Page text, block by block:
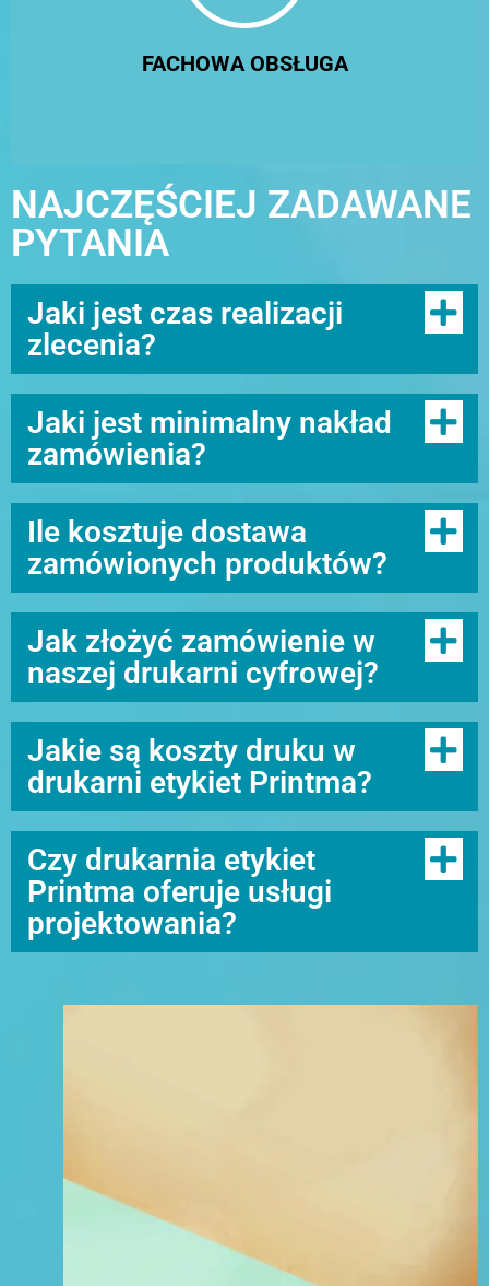
FACHOWA OBSŁUGA
NAJCZĘŚCIEJ ZADAWANE
PYTANIA
Jaki jest czas realizacji
zlecenia?
Jaki jest minimalny nakład
zamówienia?
Ile kosztuje dostawa
zamówionych produktów?
Jak złożyć zamówienie w
naszej drukarni cyfrowej?
Jakie są koszty druku w
drukarni etykiet Printma?
Czy drukarnia etykiet
Printma oferuje usługi
projektowania?